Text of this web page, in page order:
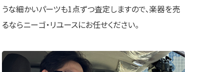
うな細かいパーツも1点ずつ査定しますので、楽器を売
るならニーゴ・リユースにお任せください。